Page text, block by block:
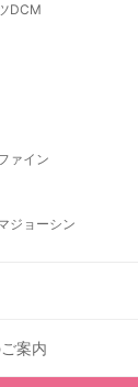
DCM
ァイン
ジョーシン
案内